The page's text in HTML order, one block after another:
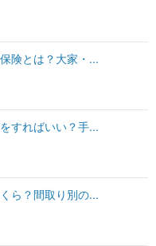
険とは？大家・...
すればいい？手...
ら？間取り別の...